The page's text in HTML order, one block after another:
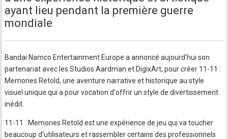
ayant lieu pendant la première guerre
mondiale
Bandai Namco Entertainment Europe a annoncé aujourd'hui son
partenariat avec les Studios Aardman et DigixArt, pour créer 11-11 :
Memories Retold, une aventure narrative et historique au style
visuel unique qui a pour vocation d'offrir un style de divertissement
inédit.
11-11 : Memories Retold est une expérience de jeu qui va toucher
beaucoup d'utilisateurs et rassembler certains des professionnels